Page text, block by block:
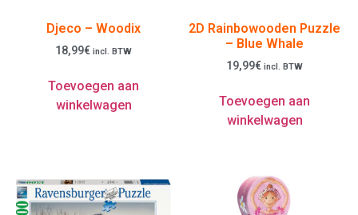
Djeco – Woodix
18,99€ incl. BTW
Toevoegen aan
winkelwagen
2D Rainbowooden Puzzle
– Blue Whale
19,99€ incl. BTW
Toevoegen aan
winkelwagen